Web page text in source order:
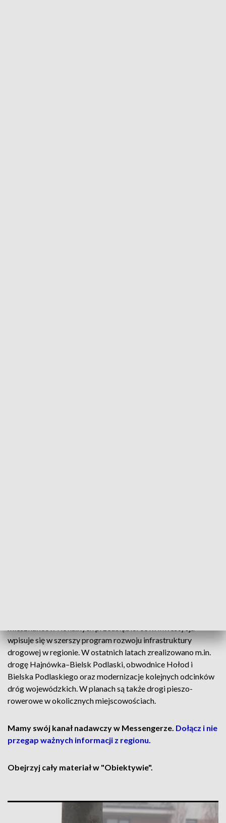
wpisuje się w szerszy program rozwoju infrastruktury
drogowej w regionie. W ostatnich latach zrealizowano m.in.
drogę Hajnówka–Bielsk Podlaski, obwodnice Hołod i
Bielska Podlaskiego oraz modernizacje kolejnych odcinków
dróg wojewódzkich. W planach są także drogi pieszo-
rowerowe w okolicznych miejscowościach.
Mamy swój kanał nadawczy w Messengerze. Dołącz i nie
przegap ważnych informacji z regionu.
Obejrzyj cały materiał w "Obiektywie".